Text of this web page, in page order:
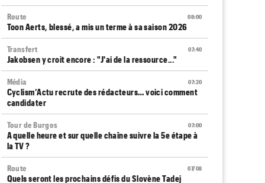
08:00
Route
Toon Aerts, blessé, a mis un terme à sa saison 2026
07:40
Transfert
Jakobsen y croit encore : "J'ai de la ressource..."
07:20
Média
Cyclism’Actu recrute des rédacteurs… voici comment
candidater
07:00
Tour de Burgos
A quelle heure et sur quelle chaîne suivre la 5e étape à
la TV ?
07/08
Route
Quels seront les prochains défis du Slovène Tadej